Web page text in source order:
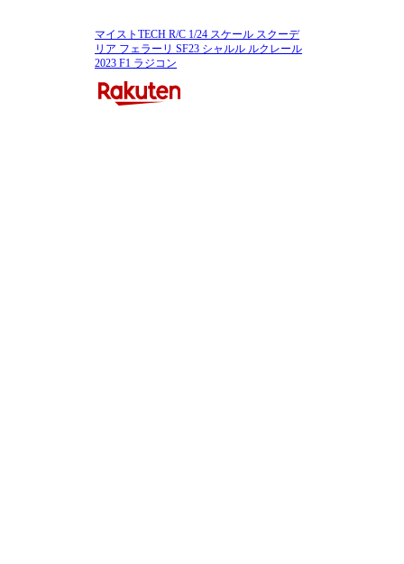
マイストTECH R/C 1/24 スケール スクーデ
リア フェラーリ SF23 シャルル ルクレール
2023 F1 ラジコン